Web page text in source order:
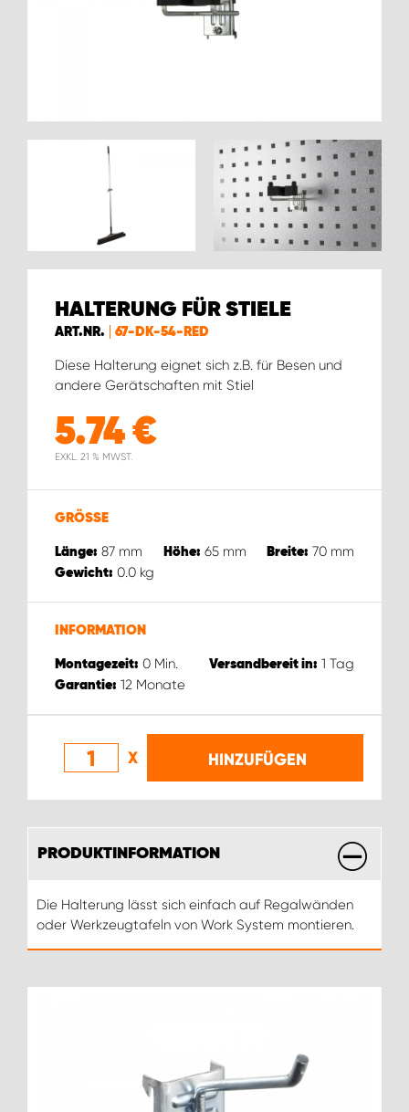
HALTERUNG FÜR STIELE
ART.NR. 67-DK-54-RED
Diese Halterung eignet sich z.B. für Besen und
andere Gerätschaften mit Stiel
5.74€
EXKL. 21 % MWST.
GRÖSSE
Länge: 87 mm Höhe: 65 mm Breite: 70 mm
Gewicht: 0.0 kg
INFORMATION
Montagezeit: 0 Min. Versandbereit in: 1 Tag
Garantie: 12 Monate
X HINZUFÜGEN
PRODUKTINFORMATION
Die Halterung lässt sich einfach auf Regalwänden
oder Werkzeugtafeln von Work System montieren.
WORK SYSTEM WORK SYSTEM BRÜGGE